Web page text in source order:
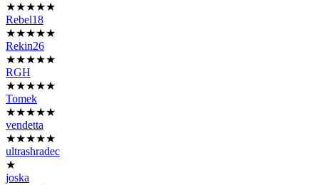
★★★★★
Rebel18
★★★★★
Rekin26
★★★★★
RGH
★★★★★
Tomek
★★★★★
vendetta
★★★★★
ultrashradec
★
joska